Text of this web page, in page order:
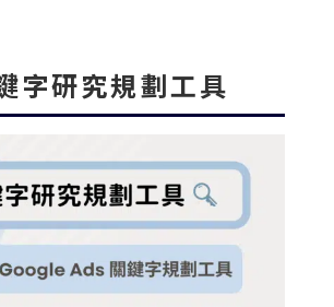
字研究規劃工具